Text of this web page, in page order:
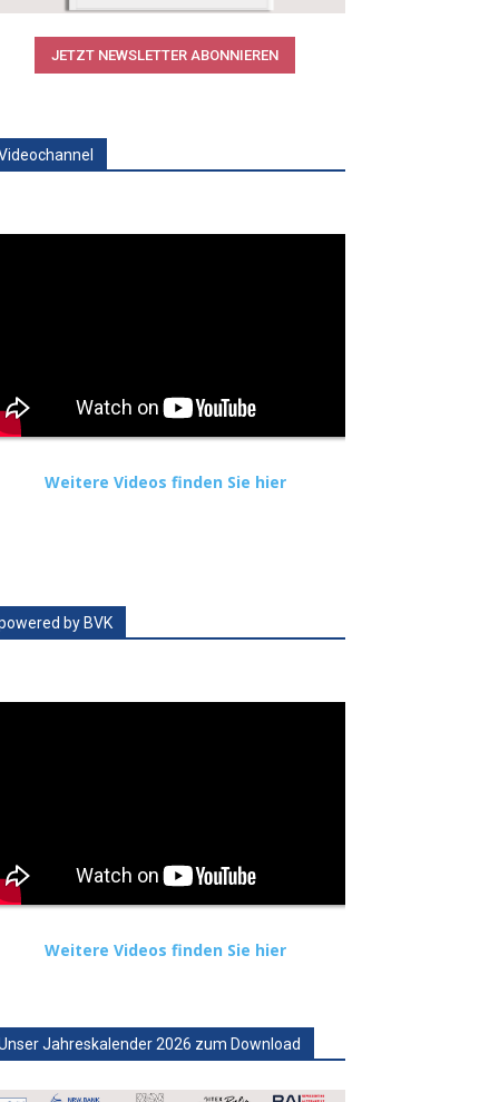
JETZT NEWSLETTER ABONNIEREN
Weitere Videos finden Sie hier
by BVK
Weitere Videos finden Sie hier
Jahreskalender 2026 zum Download